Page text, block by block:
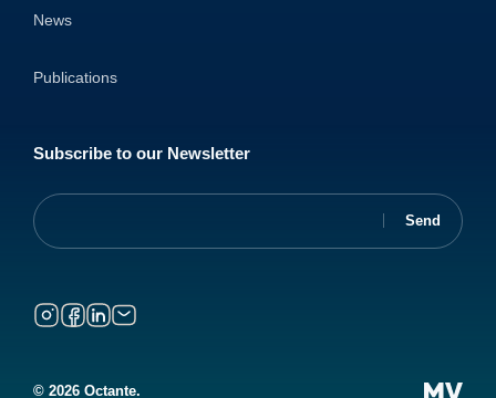
News
Publications
Subscribe to our Newsletter
© 2026 Octante.